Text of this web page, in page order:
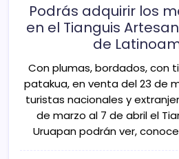
Podrás adquirir los
en el Tianguis
de
Con plumas, bordados, con
patakua, en venta del 23 de
turistas nacionales y
de marzo al 7 de abril el
Uruapan podrán ver,